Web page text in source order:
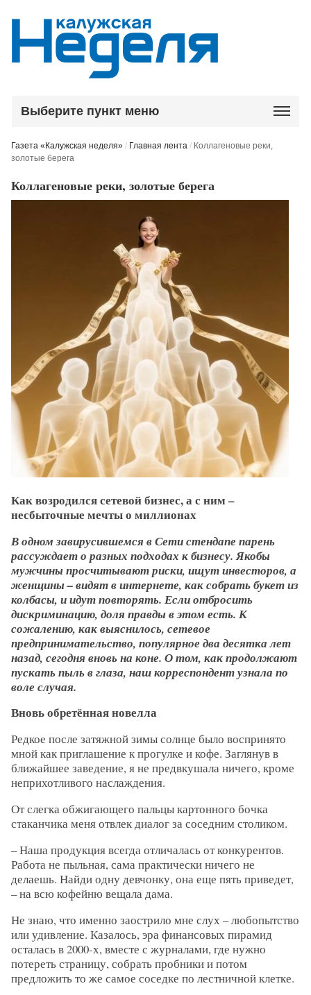
Выберите пункт меню
Газета «Калужская неделя» / Главная лента / Коллагеновые реки,
золотые берега
Коллагеновые реки, золотые берега
Как возродился сетевой бизнес, а с ним –
несбыточные мечты о миллионах
В одном завирусившемся в Сети стендапе парень
рассуждает о разных подходах к бизнесу. Якобы
мужчины просчитывают риски, ищут инвесторов, а
женщины – видят в интернете, как собрать букет из
колбасы, и идут повторять. Если отбросить
дискриминацию, доля правды в этом есть. К
сожалению, как выяснилось, сетевое
предпринимательство, популярное два десятка лет
назад, сегодня вновь на коне. О том, как продолжают
пускать пыль в глаза, наш корреспондент узнала по
воле случая.
Вновь обретённая новелла
Редкое после затяжной зимы солнце было воспринято
мной как приглашение к прогулке и кофе. Заглянув в
ближайшее заведение, я не предвкушала ничего, кроме
неприхотливого наслаждения.
От слегка обжигающего пальцы картонного бочка
стаканчика меня отвлек диалог за соседним столиком.
– Наша продукция всегда отличалась от конкурентов.
Работа не пыльная, сама практически ничего не
делаешь. Найди одну девчонку, она еще пять приведет,
– на всю кофейню вещала дама.
Не знаю, что именно заострило мне слух – любопытство
или удивление. Казалось, эра финансовых пирамид
осталась в 2000-х, вместе с журналами, где нужно
потереть страницу, собрать пробники и потом
предложить то же самое соседке по лестничной клетке.